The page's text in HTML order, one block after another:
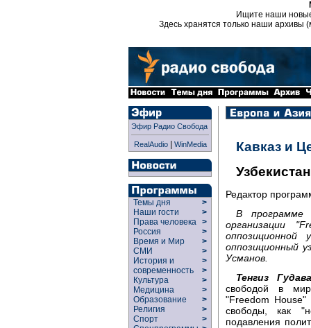
Ищите наши
Здесь хранятся только наши архивы
Эфир Радио Свобода
RealAudio| WinMedia
Темы дня
>
Наши гости
>
Права человека >
Россия
>
Время и Мир
>
СМИ
>
История и
современность
>
>
Культура
>
Медицина
>
Образование
>
Религия
>
Спорт
>
Кавказ и
Редактор
В программе
организации
оппозиционной
оппозиционный
Усманов.
Тенгиз
свободой в
"Freedom House"
свободы, как
подавления